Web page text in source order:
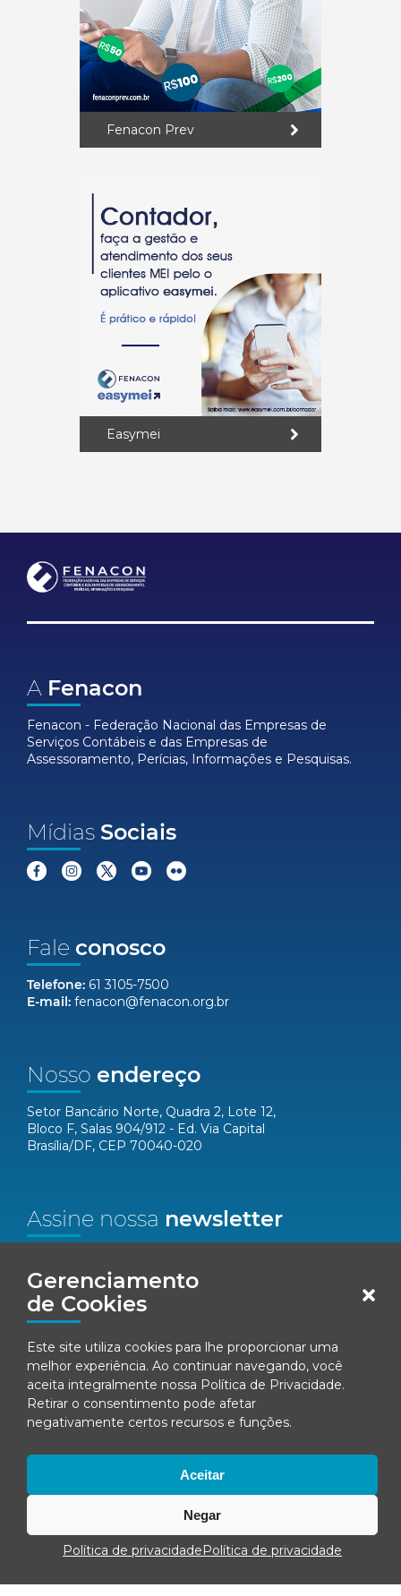
Gerenciamento
de Cookies
Este site utiliza cookies para lhe proporcionar uma
melhor experiência. Ao continuar navegando, você
aceita integralmente nossa Política de Privacidade.
Retirar o consentimento pode afetar
negativamente certos recursos e funções.
Aceitar
Negar
Política de privacidadePolítica de privacidade
Fenacon Prev
Easymei
A Fenacon
Fenacon - Federação Nacional das Empresas de
Serviços Contábeis e das Empresas de
Assessoramento, Perícias, Informações e Pesquisas.
Mídias Sociais
Fale conosco
Telefone: 61 3105-7500
E-mail: fenacon@fenacon.org.br
Nosso endereço
Setor Bancário Norte, Quadra 2, Lote 12,
Bloco F, Salas 904/912 - Ed. Via Capital
Brasília/DF, CEP 70040-020
Assine nossa newsletter
Email*
Concordo em receber comunicações da Fenacon.
Cadastrar
© Fenacon 2026
Todos os direitos reservados.
Política de privacidade